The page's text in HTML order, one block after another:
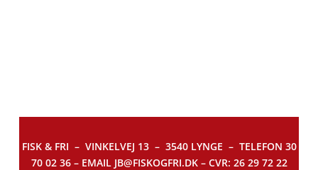
FISK & FRI – VINKELVEJ 13 – 3540 LYNGE – TELEFON 30
70 02 36 – EMAIL JB@FISKOGFRI.DK – CVR: 26 29 72 22